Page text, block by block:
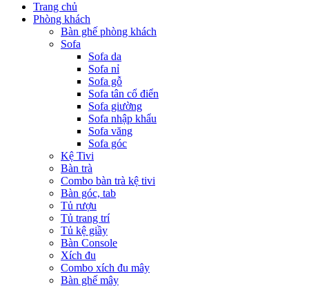
Trang chủ
Phòng khách
Bàn ghế phòng khách
Sofa
Sofa da
Sofa nỉ
Sofa gỗ
Sofa tân cổ điển
Sofa giường
Sofa nhập khẩu
Sofa văng
Sofa góc
Kệ Tivi
Bàn trà
Combo bàn trà kệ tivi
Bàn góc, tab
Tủ rượu
Tủ trang trí
Tủ kệ giầy
Bàn Console
Xích đu
Combo xích đu mây
Bàn ghế mây